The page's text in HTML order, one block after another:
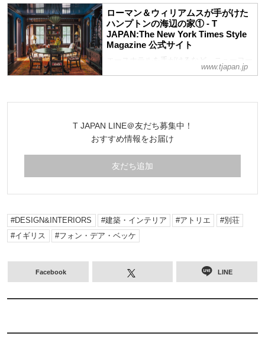
造物の再生と記憶を引き継ぐ意義を読み解
く
ローマン＆ウィリアムスが手がけた
ハンプトンの海辺の家① - T
JAPAN:The New York Times Style
Magazine 公式サイト
エースホテルを手がけるなど、ニューヨー
クを拠点に活動するデザインユニット「ロ
息づく、陰影に包まれた空間をつくり上げ
た
www.tjapan.jp
T JAPAN LINE＠友だち募集中！
おすすめ情報をお届け
友だち追加
DESIGN&INTERIORS 建築・インテリア アトリエ
別荘
イギリス
フォン・デア・ベッケ
Facebook LINE